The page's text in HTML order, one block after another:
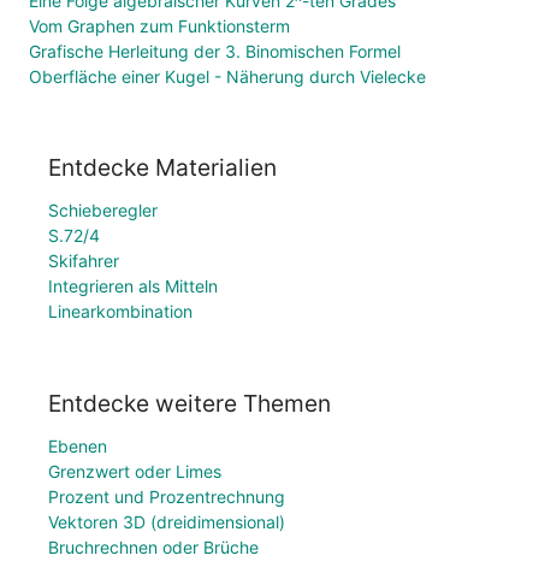
Vom Graphen zum Funktionsterm
Grafische Herleitung der 3. Binomischen Formel
Oberfläche einer Kugel - Näherung durch Vielecke
Entdecke Materialien
Schieberegler
S.72/4
Skifahrer
Integrieren als Mitteln
Linearkombination
Entdecke weitere Themen
Ebenen
Grenzwert oder Limes
Prozent und Prozentrechnung
Vektoren 3D (dreidimensional)
Bruchrechnen oder Brüche